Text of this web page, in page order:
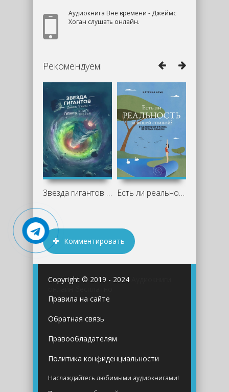
Аудиокнига Вне времени - Джеймс
Хоган слушать онлайн.
Рекомендуем:
Звезда гигантов - Джеймс Хоган Есть ли реальность за вашей спиной? О
Комментировать
Copyright © 2019 - 2024
Правила на сайте
Обратная связь
Правообладателям
Политика конфиденциальности
Наслаждайтесь любимыми аудиокнигами!